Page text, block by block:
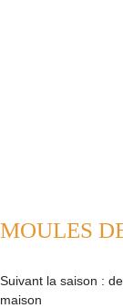
MOULES
Suivant la saison :
maison